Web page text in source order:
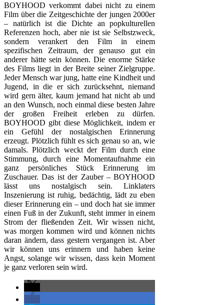
BOYHOOD verkommt dabei nicht zu einem
Film über die Zeitgeschichte der jungen 2000er
– natürlich ist die Dichte an popkulturellen
Referenzen hoch, aber nie ist sie Selbstzweck,
sondern verankert den Film in einem
spezifischen Zeitraum, der genauso gut ein
anderer hätte sein können. Die enorme Stärke
des Films liegt in der Breite seiner Zielgruppe.
Jeder Mensch war jung, hatte eine Kindheit und
Jugend, in die er sich zurücksehnt, niemand
wird gern älter, kaum jemand hat nicht ab und
an den Wunsch, noch einmal diese besten Jahre
der großen Freiheit erleben zu dürfen.
BOYHOOD gibt diese Möglichkeit, indem er
ein Gefühl der nostalgischen Erinnerung
erzeugt. Plötzlich fühlt es sich genau so an, wie
damals. Plötzlich weckt der Film durch eine
Stimmung, durch eine Momentaufnahme ein
ganz persönliches Stück Erinnerung im
Zuschauer. Das ist der Zauber – BOYHOOD
lässt uns nostalgisch sein. Linklaters
Inszenierung ist ruhig, bedächtig, lädt zu eben
dieser Erinnerung ein – und doch hat sie immer
einen Fuß in der Zukunft, steht immer in einem
Strom der fließenden Zeit. Wir wissen nicht,
was morgen kommen wird und können nichts
daran ändern, dass gestern vergangen ist. Aber
wir können uns erinnern und haben keine
Angst, solange wir wissen, dass kein Moment
je ganz verloren sein wird.